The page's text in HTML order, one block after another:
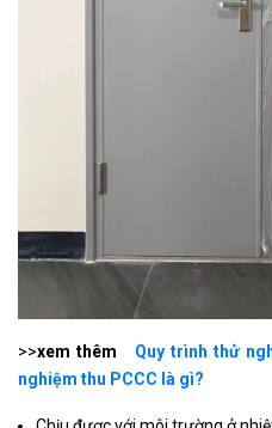
>>xem thêm
Quy trình thử
nghiệm thu PCCC là gì?